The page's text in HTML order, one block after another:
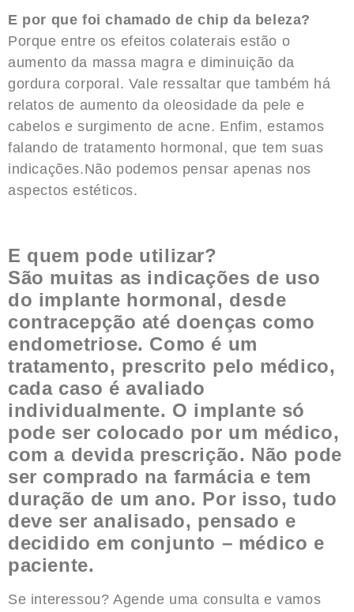
E por que foi chamado de chip da beleza?
Porque entre os efeitos colaterais estão o
aumento da massa magra e diminuição da
gordura corporal. Vale ressaltar que também há
relatos de aumento da oleosidade da pele e
cabelos e surgimento de acne. Enfim, estamos
falando de tratamento hormonal, que tem suas
indicações.Não podemos pensar apenas nos
aspectos estéticos.
E quem pode utilizar?
São muitas as indicações de uso
do implante hormonal, desde
contracepção até doenças como
endometriose. Como é um
tratamento, prescrito pelo médico,
cada caso é avaliado
individualmente. O implante só
pode ser colocado por um médico,
com a devida prescrição. Não pode
ser comprado na farmácia e tem
duração de um ano. Por isso, tudo
deve ser analisado, pensado e
decidido em conjunto – médico e
paciente.
Se interessou? Agende uma consulta e vamos